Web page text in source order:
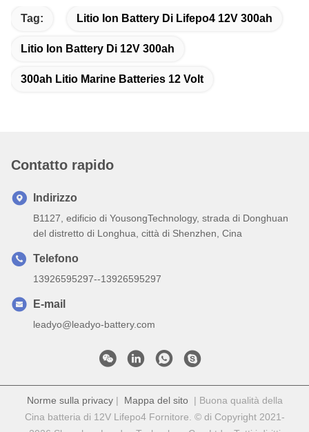
Tag: Litio Ion Battery Di Lifepo4 12V 300ah
Litio Ion Battery Di 12V 300ah
300ah Litio Marine Batteries 12 Volt
Contatto rapido
Indirizzo
B1127, edificio di YousongTechnology, strada di Donghuan
del distretto di Longhua, città di Shenzhen, Cina
Telefono
13926595297--13926595297
E-mail
leadyo@leadyo-battery.com
Norme sulla privacy| Mappa del sito| Buona qualità della
Cina batteria di 12V Lifepo4 Fornitore. © di Copyright 2021-